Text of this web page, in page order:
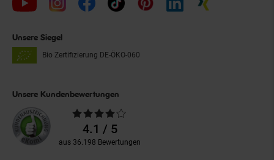
Unsere Siegel
Bio Zertifizierung DE-ÖKO-060
Unsere Kundenbewertungen
Durchschnittliche
Bewertungen4.1 / 5
aus 36.198 Bewertungen